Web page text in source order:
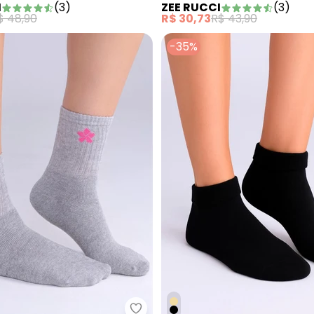
(3)
48,90
Azul
ZEE RUCCI (3)
R$ 30,73R$ 43,90
-35%